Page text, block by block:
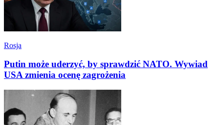
Rosja
Putin może uderzyć, by sprawdzić NATO. Wywiad
USA zmienia ocenę zagrożenia